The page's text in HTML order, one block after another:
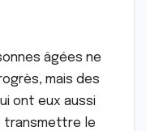
âgées ne
mais des
ont eux aussi
transmettre le